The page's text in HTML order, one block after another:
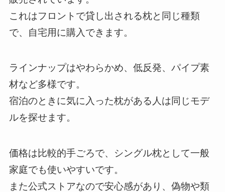
これはフロントで貸し出される枕と同じ種類
で、自宅用に購入できます。
ラインナップはやわらかめ、低反発、パイプ素
材など多様です。
宿泊のときに気に入った枕がある人は同じモデ
ルを探せます。
価格は比較的手ごろで、シングル枕として一般
家庭でも使いやすいです。
また公式ストアなので安心感があり、偽物や類